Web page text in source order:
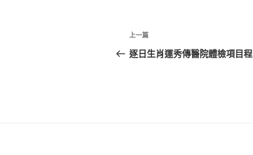
文
章
上
一
上一篇
逐日生肖運秀傳醫院體檢項目程